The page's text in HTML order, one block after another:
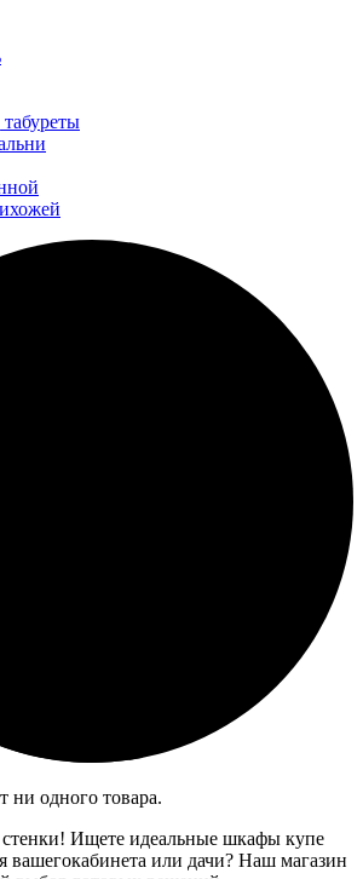
ни одного товара.
Ищете идеальные шкафы купе
вашегокабинета или дачи? Наш магазин